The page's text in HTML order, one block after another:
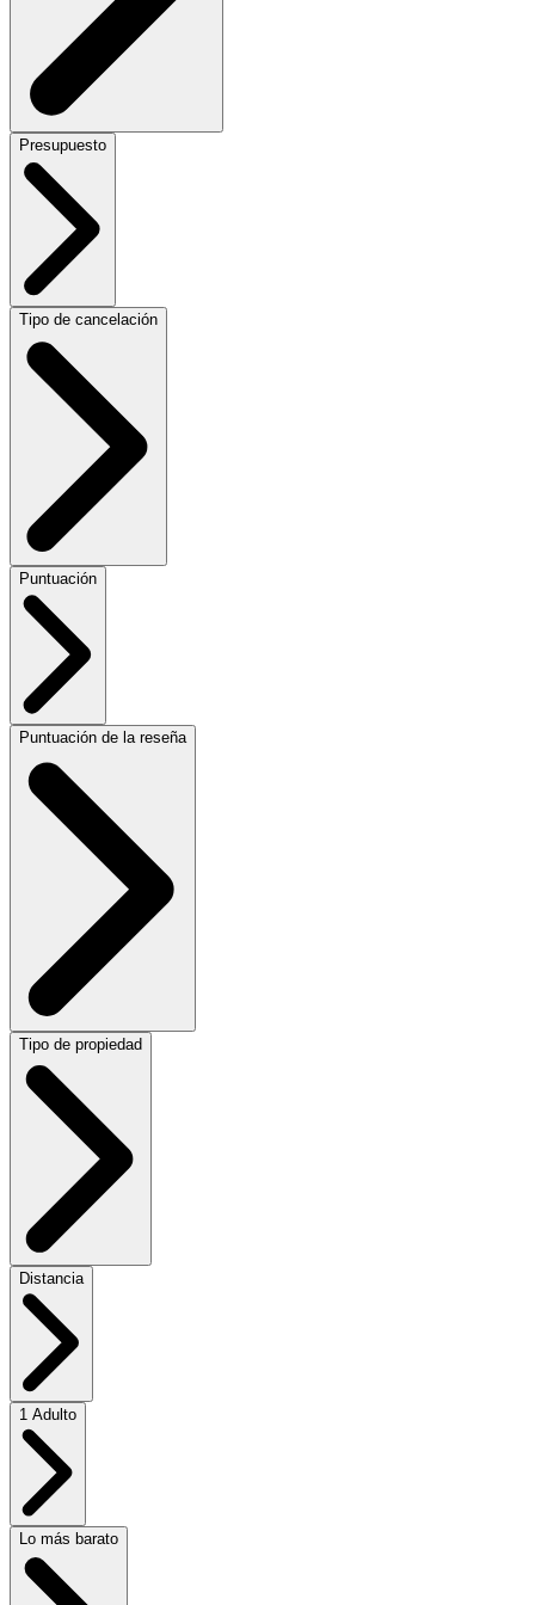
Presupuesto
Tipo de cancelación
Puntuación
Puntuación de la reseña
Tipo de propiedad
Distancia
1 Adulto
Lo más barato